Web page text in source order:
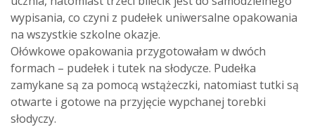
wypisania, co czyni z pudełek uniwersalne opakowania
na wszystkie szkolne okazje.
Ołówkowe opakowania przygotowałam w dwóch
formach – pudełek i tutek na słodycze. Pudełka
zamykane są za pomocą wstążeczki, natomiast tutki są
otwarte i gotowe na przyjęcie wypchanej torebki
słodyczy.